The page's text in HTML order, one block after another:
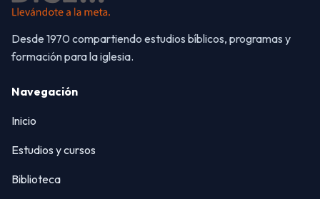
Desde 1970 compartiendo estudios bíblicos, programas y
formación para la iglesia.
Navegación
Inicio
Estudios y cursos
Biblioteca